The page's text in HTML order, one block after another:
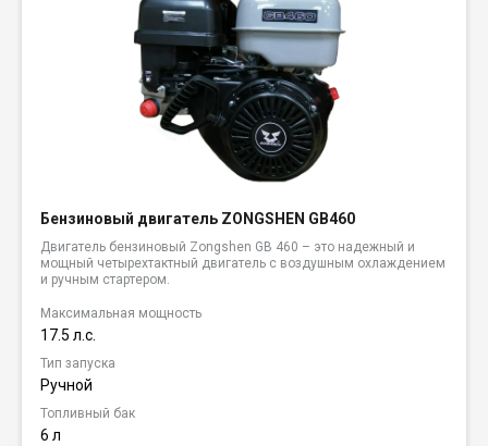
Бензиновый двигатель ZONGSHEN GB460
Двигатель бензиновый Zongshen GB 460 – это надежный и
мощный четырехтактный двигатель с воздушным охлаждением
и ручным стартером.
Максимальная мощность
17.5 л.с.
Тип запуска
Ручной
Топливный бак
6 л